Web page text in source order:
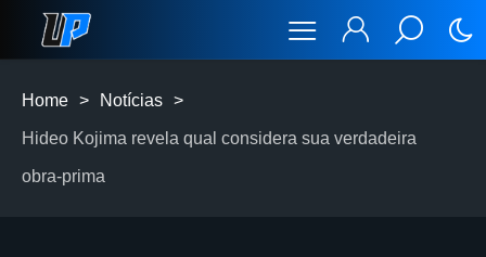
Home > Notícias >
Hideo Kojima revela qual considera sua verdadeira
obra-prima